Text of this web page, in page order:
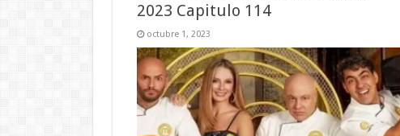
2023 Capitulo 114
octubre 1, 2023